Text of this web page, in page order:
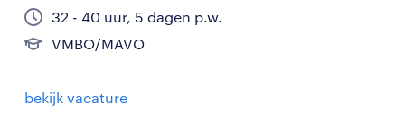
32 - 40 uur, 5 dagen p.w.
VMBO/MAVO
bekijk vacature